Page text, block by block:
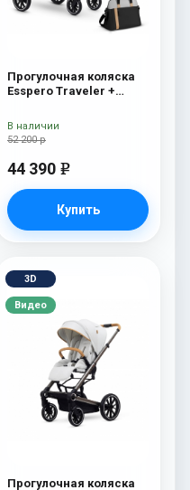
Прогулочная коляска
Esspero Traveler +
52 200 р
44 390 e
Купить
В наличии
3D
Видео
Прогулочная коляска